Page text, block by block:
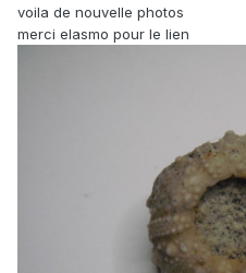
voila de nouvelle photos
merci elasmo pour le lien